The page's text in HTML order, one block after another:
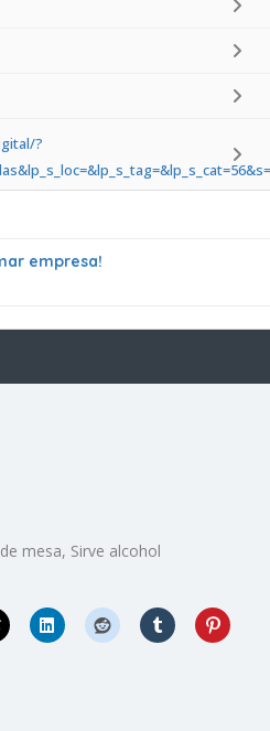
?
empresa!
mesa, Sirve alcohol